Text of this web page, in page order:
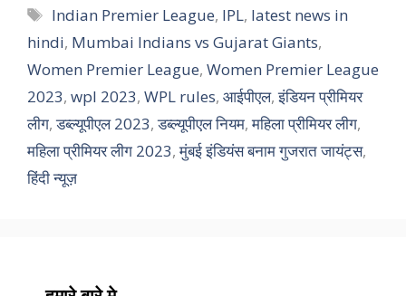
Tags
Indian Premier League, IPL, latest news in
hindi, Mumbai Indians vs Gujarat Giants,
Women Premier League, Women Premier League
2023, wpl 2023, WPL rules, आईपीएल,इंडियन प्रीमियर
लीग,डब्ल्यूपीएल 2023,डब्ल्यूपीएल नियम,महिला प्रीमियर लीग,
महिला प्रीमियर लीग 2023,मुंबई इंडियंस बनाम गुजरात जायंट्स,
हिंदी न्यूज़